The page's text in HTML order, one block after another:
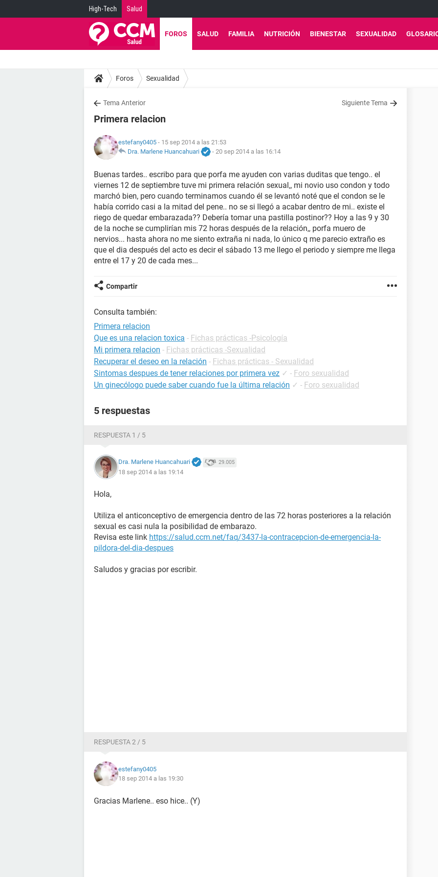
High-Tech Salud
FOROS SALUD FAMILIA NUTRICIÓN BIENESTAR SEXUALIDAD
Foros Sexualidad
Tema Anterior Siguiente Tema
Primera relacion
estefany0405 - 15 sep 2014 a las 21:53
Dra. Marlene Huancahuari
- 20 sep 2014 a las 16:14
Buenas tardes.. escribo para que porfa me ayuden con varias duditas que tengo.. el
viernes 12 de septiembre tuve mi primera relación sexual,, mi novio uso condon y todo
marchó bien, pero cuando terminamos cuando él se levantó noté que el condon se le
había corrido casi a la mitad del pene.. no se si llegó a acabar dentro de mi.. existe el
riego de quedar embarazada?? Debería tomar una pastilla postinor?? Hoy a las 9 y 30
de la noche se cumplirían mis 72 horas después de la relación,, porfa muero de
nervios... hasta ahora no me siento extraña ni nada, lo único q me parecio extraño es
que el dia después del acto es decir el sábado 13 me llego el periodo y siempre me llega
entre el 17 y 20 de cada mes...
Compartir
Consulta también:
Primera relacion
Que es una relacion toxica - Fichas prácticas -Psicología
Mi primera relacion - Fichas prácticas -Sexualidad
Recuperar el deseo en la relación - Fichas prácticas - Sexualidad
Sintomas despues de tener relaciones por primera vez ✓ - Foro sexualidad
Un ginecólogo puede saber cuando fue la última relación ✓ - Foro sexualidad
5 respuestas
RESPUESTA 1 / 5
Dra. Marlene Huancahuari 29.005
18 sep 2014 a las 19:14
Hola,
Utiliza el anticonceptivo de emergencia dentro de las 72 horas posteriores a la relación
sexual es casi nula la posibilidad de embarazo.
Revisa este link https://salud.ccm.net/faq/3437-la-contracepcion-de-emergencia-la-
pildora-del-dia-despues
Saludos y gracias por escribir.
RESPUESTA 2 / 5
estefany0405
18 sep 2014 a las 19:30
Gracias Marlene.. eso hice.. (Y)